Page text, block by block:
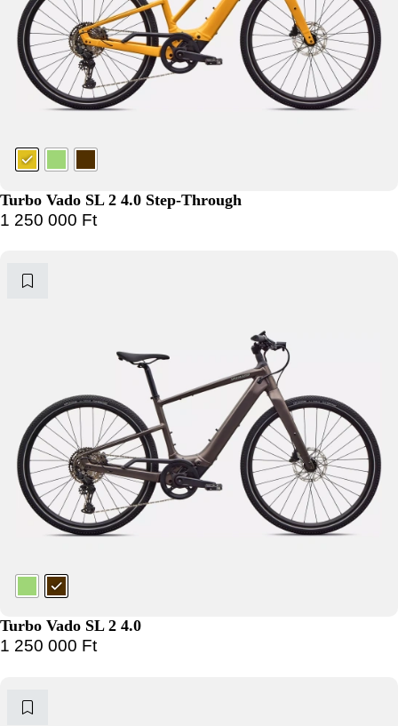
Turbo Vado SL 2 4.0 Step-Through
1 250 000 Ft
Turbo Vado SL 2 4.0
1 250 000 Ft